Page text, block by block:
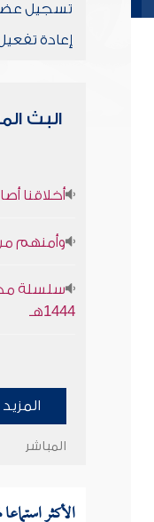
تسجيل
إعادة
البث
أخلاقنا
وأمنهم
سلسلة
1444هـ
المزيد
المباشر
الأكثر